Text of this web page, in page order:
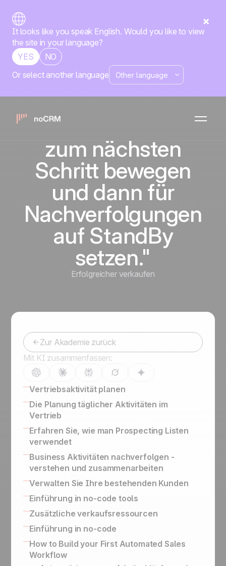
It looks like you speak English. Would you like to view
the site in your language?
YES
NO
Or select another language
Einem Lead
zuweisen, eine E-
Mail senden, ihn
zum nächsten
Schritt bewegen
und dann für
Nachverfolgungen
auf StandBy
setzen."
Erfolgreicher verkaufen
Zur Akademie zurück
Mit KI zusammenfassen:
Vertriebsaktivität planen
Vertriebsorganisation: Leads, potenzielle
Interessenten und Kunden
Lead Management Software: Der
vollständige Leitfaden
Die richtige Vertriebsstrategie entwickeln, um
Ihre Deals erfolgreich abzuschließen
Die Wichtigkeit der Lead Kategorisierung
Einrichten von Lead: Kontakt und weitere
Status vs. Sales Schritte
Kundenakquise Methoden: Prospecting
Listen, Leads und Kundenordner
Prospects vs. Leads
Die Service-Philosophie: Einfachheit und
Effizienz
Die Planung täglicher Aktivitäten im
Vertrieb
16 CRM Features
Kontakte auf LinkedIn, LinkedIn für
Unternehmen, Werbung
Behalten Sie den Verlauf Ihrer
Kundenaustausche & BCC Email
Konversationen
Erfahren Sie, wie man Prospecting Listen
verwendet
Leitfaden für die Erstellung eines
erfolgreichen Verkaufsskripts zur
Kaltakquise
Visitenkartenscanner-App
Outbound Engine
Verwandeln Sie qualifizierte Interessenten in
Wie Sie Ihre Telefonakquise richtig
organisieren
Business Aktivitäten nachverfolgen -
verstehen und zusammenarbeiten
Activity Based Selling
Ihre Daten für Reporting und Marketing
Zwecke exportieren
Aktivitätsbasierte Vertriebsstrategie
Verwalten Sie Ihre bestehenden Kunden
So funktioniert Upsells und Kundenpflege
Follow- up mit Gewonnenen Leads
Einführung in no-code tools
Eingebaute No-Code-Tools zur Verbindung
Ihres Informationssystems
Vereinfachte API für die Umsetzung von
Geschäftsanwendungsfällen
No-code-Auslöser und Aktionen
Zusätzliche verkaufsressourcen
SPIN Selling
Sales Expert Directory
Einführung in no-code
No-code apps
How to Build your First Automated Sales
Workflow